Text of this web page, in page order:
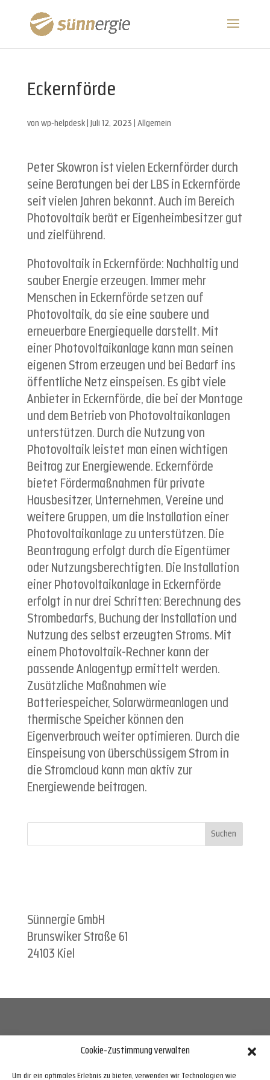
Cookie-Zustimmung verwalten
Um dir ein optimales Erlebnis zu bieten, verwenden wir Technologien wie
Eckernförde
von wp-helpdesk| Juli 12, 2023 | Allgemein
Peter Skowron ist vielen Eckernförder durch
seine Beratungen bei der LBS in Eckernförde
seit vielen Jahren bekannt. Auch im Bereich
Photovoltaik berät er Eigenheimbesitzer gut
und zielführend.
Photovoltaik in Eckernförde: Nachhaltig und
sauber Energie erzeugen. Immer mehr
Menschen in Eckernförde setzen auf
Photovoltaik, da sie eine saubere und
erneuerbare Energiequelle darstellt. Mit
einer Photovoltaikanlage kann man seinen
eigenen Strom erzeugen und bei Bedarf ins
öffentliche Netz einspeisen. Es gibt viele
Anbieter in Eckernförde, die bei der Montage
und dem Betrieb von Photovoltaikanlagen
unterstützen. Durch die Nutzung von
Photovoltaik leistet man einen wichtigen
Beitrag zur Energiewende. Eckernförde
bietet Fördermaßnahmen für private
Hausbesitzer, Unternehmen, Vereine und
weitere Gruppen, um die Installation einer
Photovoltaikanlage zu unterstützen. Die
Beantragung erfolgt durch die Eigentümer
oder Nutzungsberechtigten. Die Installation
einer Photovoltaikanlage in Eckernförde
erfolgt in nur drei Schritten: Berechnung des
Strombedarfs, Buchung der Installation und
Nutzung des selbst erzeugten Stroms. Mit
einem Photovoltaik-Rechner kann der
passende Anlagentyp ermittelt werden.
Zusätzliche Maßnahmen wie
Batteriespeicher, Solarwärmeanlagen und
thermische Speicher können den
Eigenverbrauch weiter optimieren. Durch die
Einspeisung von überschüssigem Strom in
die Stromcloud kann man aktiv zur
Energiewende beitragen.
Suchen
Sünnergie GmbH
Brunswiker Straße 61
24103 Kiel
Telefon 0431 72 00 33 70,
info@suennergie.de